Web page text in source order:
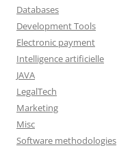
Databases
Development Tools
Electronic payment
Intelligence artificielle
JAVA
LegalTech
Marketing
Misc
Software methodologies